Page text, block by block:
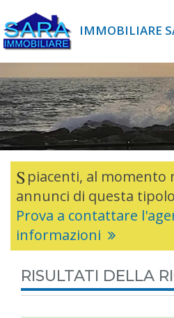
IMMOBILIARE
Spiacenti, al momento non abbiamo
annunci di questa
Prova a contattare
informazioni
RISULTATI DELLA